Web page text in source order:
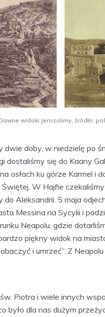
widoki Jerozolimy, źródło:
dwie doby, w niedzielę po
dostaliśmy się do Kaany
osłach ku górze Karmel i
W Hajfie
Aleksandrii. 5 maja
Messina na Sycylii i
Neapolu, gdzie
piękny widok na
i umrzeć”. Z
Piotra i wiele innych
było dla nas dużym